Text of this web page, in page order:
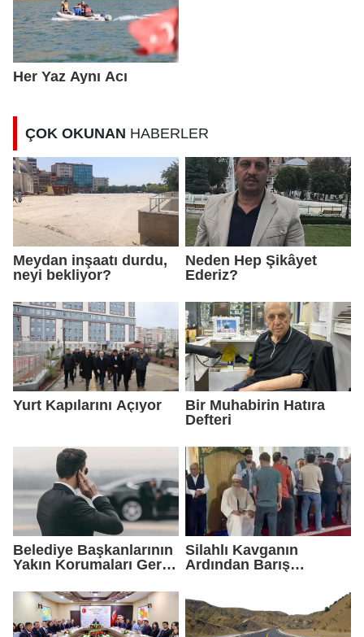
ÇOK OKUNAN HABERLER
Meydan inşaatı durdu,
neyi bekliyor?
Neden Hep Şikâyet
Ederiz?
Yurt Kapılarını Açıyor
Bir Muhabirin Hatıra
Defteri
Belediye Başkanlarının
Yakın Korumaları Geri
Silahlı Kavganın
Ardından Barış